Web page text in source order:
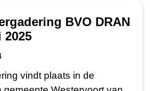
BVO DRAN
2025
vindt plaats in de